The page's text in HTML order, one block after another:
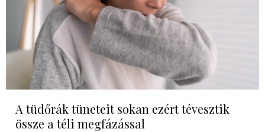
A tüdőrák tüneteit sokan ezért tévesztik
össze a téli megfázással